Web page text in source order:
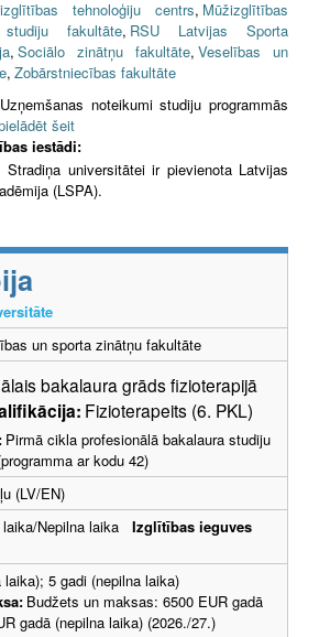
tehnoloģiju centrs, Mūžizglītības
studiju fakultāte, RSU Latvijas Sporta
, Sociālo zinātņu fakultāte, Veselības un
, Zobārstniecības fakultāte
Uzņemšanas noteikumi studiju programmās
šeit
iestādi:
Stradiņa universitātei ir pievienota Latvijas
(LSPA).
un sporta zinātņu fakultāte
bakalaura grāds fizioterapijā
Fizioterapeits (6. PKL)
Pirmā cikla profesionālā bakalaura studiju
ar kodu 42)
(LV/EN)
laika/Nepilna laika Izglītības ieguves
laika); 5 gadi (nepilna laika)
Budžets un maksas: 6500 EUR gadā
gadā (nepilna laika) (2026./27.)